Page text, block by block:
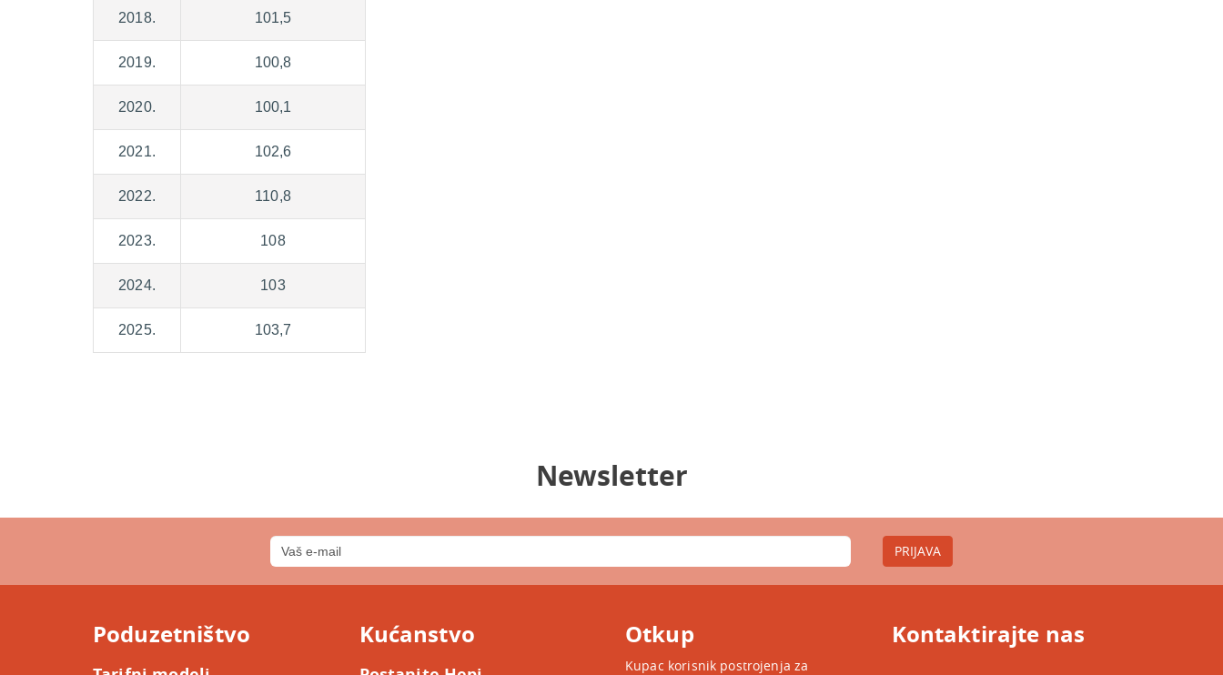
2018. 101,5
2019. 100,8
2020. 100,1
2021. 102,6
2022. 110,8
2023. 108
2024. 103
2025. 103,7
Newsletter
PRIJAVA
Poduzetništvo Kućanstvo Otkup
Kupac korisnik postrojenja za
Kontaktirajte nas